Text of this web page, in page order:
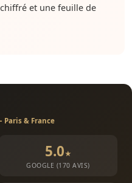
et une feuille de
& France
5.0★
GOOGLE (170 AVIS)